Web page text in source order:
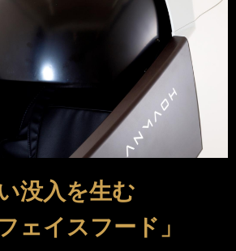
没入を生む
ェイスフード」